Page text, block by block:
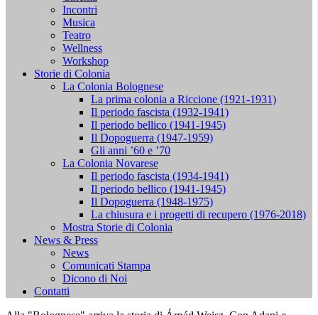
Incontri
Musica
Teatro
Wellness
Workshop
Storie di Colonia
La Colonia Bolognese
La prima colonia a Riccione (1921-1931)
Il periodo fascista (1932-1941)
Il periodo bellico (1941-1945)
Il Dopoguerra (1947-1959)
Gli anni ’60 e ’70
La Colonia Novarese
Il periodo fascista (1934-1941)
Il periodo bellico (1941-1945)
Il Dopoguerra (1948-1975)
La chiusura e i progetti di recupero (1976-2018)
Mostra Storie di Colonia
News & Press
News
Comunicati Stampa
Dicono di Noi
Contatti